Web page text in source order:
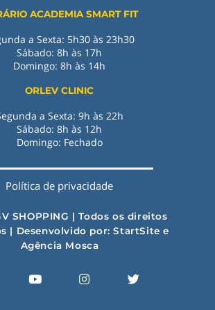
ACADEMIA SMART FIT
a Sexta: 5h30 às 23h30
Sábado: 8h às 17h
Domingo: 8h às 14h
ORLEV CLINIC
a Sexta: 9h às 22h
Sábado: 8h às 12h
Domingo: Fechado
Política de privacidade
SHOPPING | Todos os direitos
| Desenvolvido por:StartSite e
Agência Mosca